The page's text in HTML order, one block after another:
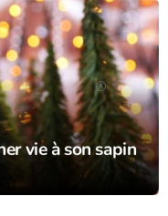
vie à son sapin
02/01/24